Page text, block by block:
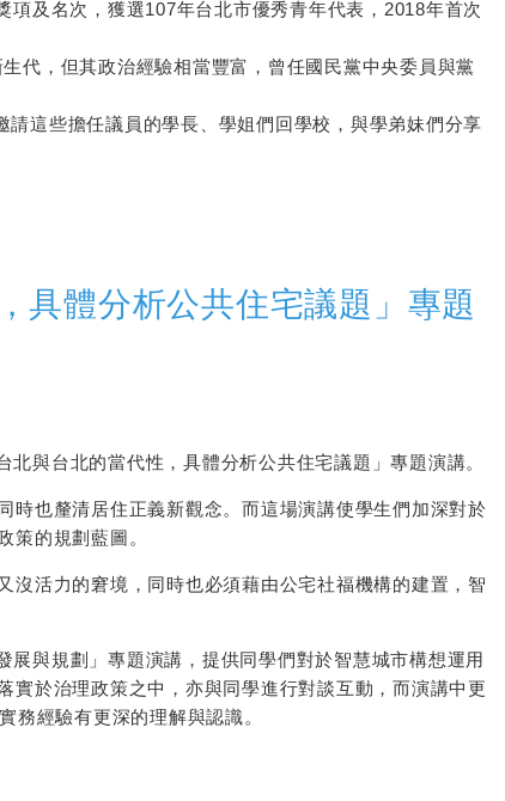
及名次，獲選107年台北市優秀青年代表，2018年首次
代，但其政治經驗相當豐富，曾任國民黨中央委員與黨
這些擔任議員的學長、學姐們回學校，與學弟妹們分享
具體分析公共住宅議題」專題
北與台北的當代性，具體分析公共住宅議題 」專題演講。
時也釐清居住正義新觀念。而這場演講使學生們加深對於
策的規劃藍圖。
活力的窘境，同時也必須藉由公宅社福機構的建置，智
展與規劃」 專題演講，提供同學們對於智慧城市構想運用
於治理政策之中，亦與同學進行對談互動，而演講中更
務經驗有更深的理解與認識。